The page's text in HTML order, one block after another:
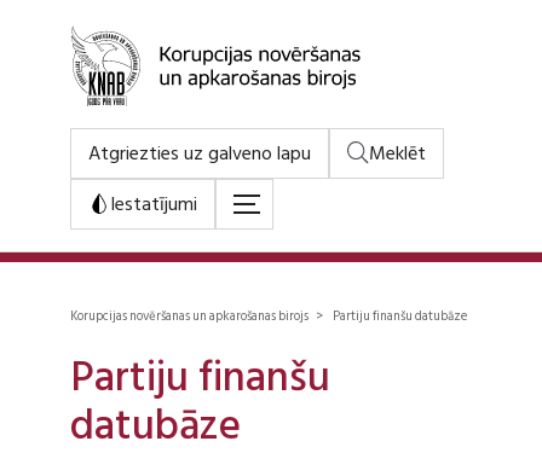
Atgriezties uz galveno lapu
Meklēt
Iestatījumi
Korupcijas novēršanas un apkarošanas birojs > Partiju finanšu datubāze
Partiju finanšu
datubāze